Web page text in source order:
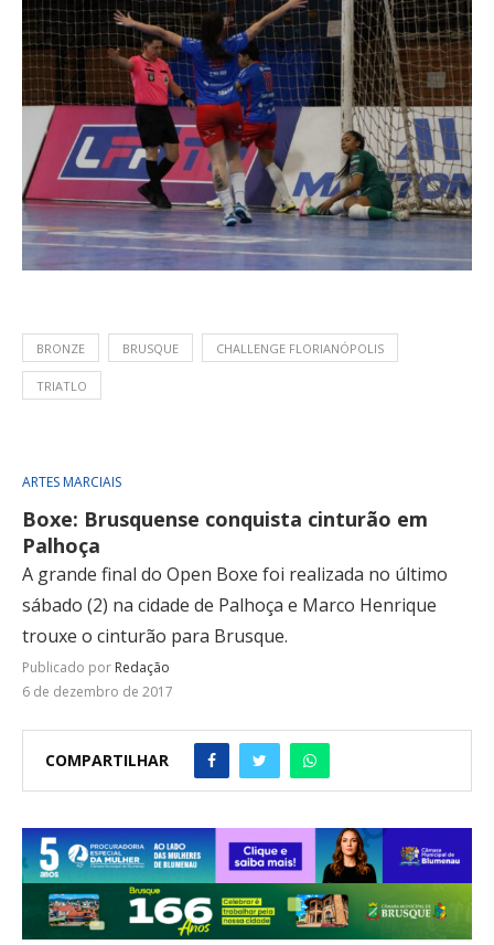
BRONZE BRUSQUE CHALLENGE FLORIANÓPOLIS
TRIATLO
ARTES MARCIAIS
Boxe: Brusquense conquista cinturão em
Palhoça
A grande final do Open Boxe foi realizada no último
sábado (2) na cidade de Palhoça e Marco Henrique
trouxe o cinturão para Brusque.
Publicado por Redação
6 de dezembro de 2017
COMPARTILHAR